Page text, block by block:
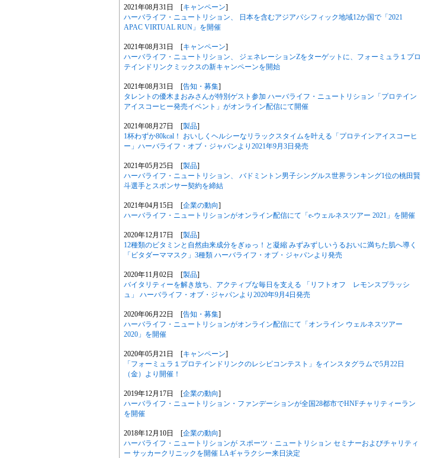
2021年08月31日 [キャンペーン]
ハーバライフ・ニュートリション、 日本を含むアジアパシフィック地域12か国で「2021
APAC VIRTUAL RUN」を開催
2021年08月31日 [キャンペーン]
ハーバライフ・ニュートリション、 ジェネレーションZをターゲットに、フォーミュラ１プロ
テインドリンクミックスの新キャンペーンを開始
2021年08月31日 [告知・募集]
タレントの優木まおみさんが特別ゲスト参加 ハーバライフ・ニュートリション「プロテイン
アイスコーヒー発売イベント」がオンライン配信にて開催
2021年08月27日 [製品]
1杯わずか80kcal！ おいしくヘルシーなリラックスタイムを叶える「プロテインアイスコーヒ
ー」ハーバライフ・オブ・ジャパンより2021年9月3日発売
2021年05月25日 [製品]
ハーバライフ・ニュートリション、 バドミントン男子シングルス世界ランキング1位の桃田賢
斗選手とスポンサー契約を締結
2021年04月15日 [企業の動向]
ハーバライフ・ニュートリションがオンライン配信にて「e-ウェルネスツアー 2021」を開催
2020年12月17日 [製品]
12種類のビタミンと自然由来成分をぎゅっ！と凝縮 みずみずしいうるおいに満ちた肌へ導く
「ビタダーママスク」3種類 ハーバライフ・オブ・ジャパンより発売
2020年11月02日 [製品]
バイタリティーを解き放ち、アクティブな毎日を支える 「リフトオフ レモンスプラッシ
ュ」 ハーバライフ・オブ・ジャパンより2020年9月4日発売
2020年06月22日 [告知・募集]
ハーバライフ・ニュートリションがオンライン配信にて「オンライン ウェルネスツアー
2020」を開催
2020年05月21日 [キャンペーン]
「フォーミュラ１プロテインドリンクのレシピコンテスト」をインスタグラムで5月22日
（金）より開催！
2019年12月17日 [企業の動向]
ハーバライフ・ニュートリション・ファンデーションが全国28都市でHNFチャリティーラン
を開催
2018年12月10日 [企業の動向]
ハーバライフ・ニュートリションが スポーツ・ニュートリション セミナーおよびチャリティ
ー サッカークリニックを開催 LAギャラクシー来日決定